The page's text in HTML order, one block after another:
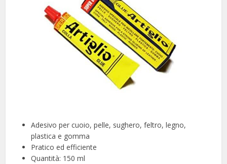
Adesivo per cuoio, pelle, sughero, feltro, legno,
plastica e gomma
Pratico ed efficiente
Quantità: 150 ml